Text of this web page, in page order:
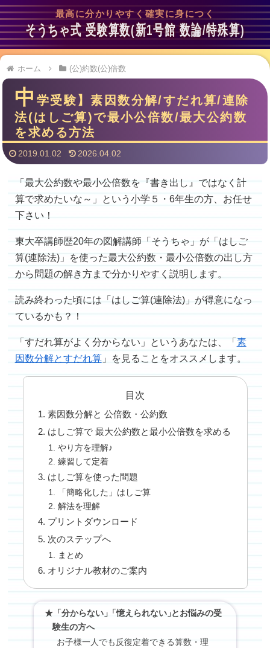
最高に分かりやすく確実に身につく
そうちゃ式 受験算数(新1号館 数論/特殊算)
ホーム (公)約数(公)倍数
中 学受験】素因数分解/すだれ算/連除
法(はしご算)で最小公倍数/最大公約数
を求める方法
2019.01.02 2026.04.02
「最大公約数や最小公倍数を『書き出し』ではなく計
算で求めたいな～」という小学５・6年生の方、お任せ
下さい！
東大卒講師歴20年の図解講師「そうちゃ」が「はしご
算(連除法)」を使った最大公約数・最小公倍数の出し方
から問題の解き方まで分かりやすく説明します。
読み終わった頃には「はしご算(連除法)」が得意になっ
ているかも？！
「すだれ算がよく分からない」というあなたは、「素
因数分解とすだれ算」を見ることをオススメします。
目次
素因数分解と 公倍数・公約数
はしご算で 最大公約数と最小公倍数を求める
やり方を理解♪
練習して定着
はしご算を使った問題
「簡略化した」はしご算
解法を理解
プリントダウンロード
次のステップへ
まとめ
オリジナル教材のご案内
★「分からない」「憶えられない」とお悩みの受
験生の方へ
お子様一人でも反復定着できる算数・理